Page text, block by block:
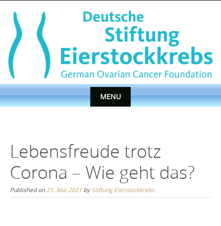
content
MENU
Lebensfreude trotz
Corona – Wie geht das?
Published on21. Mai 2021 byStiftung Eierstockkrebs